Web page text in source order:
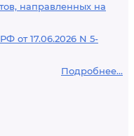
направленных на
от 17.06.2026 N 5-
Подробнее...